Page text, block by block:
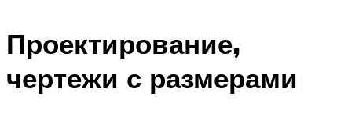
Проектирование,
чертежи с размерами